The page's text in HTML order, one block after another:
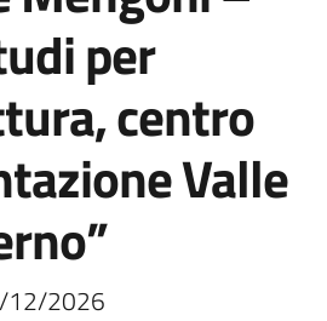
per
centro
Valle
12/2026